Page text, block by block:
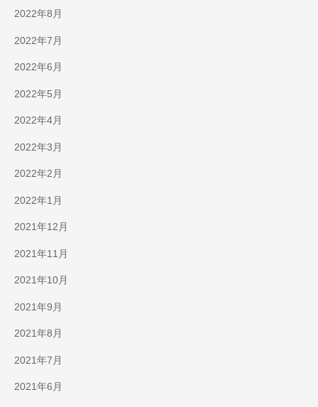
2022年8月
2022年7月
2022年6月
2022年5月
2022年4月
2022年3月
2022年2月
2022年1月
2021年12月
2021年11月
2021年10月
2021年9月
2021年8月
2021年7月
2021年6月